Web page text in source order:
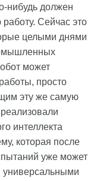
нибудь должен
Сейчас это
целыми днями
может
просто
эту же самую
интеллекта
которая после
уже может
универсальными